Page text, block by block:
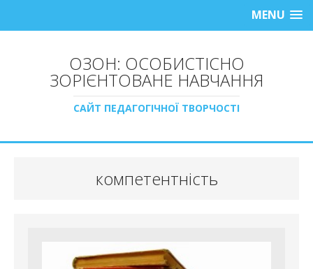
MENU
ОЗОН: ОСОБИСТІСНО
ЗОРІЄНТОВАНЕ НАВЧАННЯ
САЙТ ПЕДАГОГІЧНОЇ ТВОРЧОСТІ
компетентність